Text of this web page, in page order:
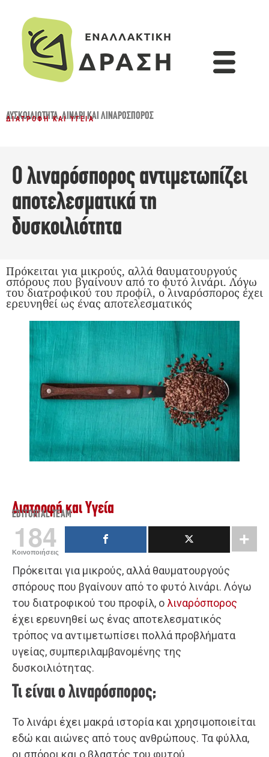
ΔΥΣΚΟΙΛΙΌΤΗΤΑ,ΛΙΝΆΡΙ ΚΑΙ ΛΙΝΑΡΌΣΠΟΡΟΣ
ΔΙΑΤΡΟΦΉ ΚΑΙ ΥΓΕΊΑ
Ο λιναρόσπορος αντιμετωπίζει
αποτελεσματικά τη
δυσκοιλιότητα
Πρόκειται για μικρούς, αλλά θαυματουργούς
σπόρους που βγαίνουν από το φυτό λινάρι. Λόγω
του διατροφικού του προφίλ, ο λιναρόσπορος έχει
ερευνηθεί ως ένας αποτελεσματικός
Διατροφή και Υγεία
EDITORIAL TEAM
184
Κοινοποιήσεις
Πρόκειται για μικρούς, αλλά θαυματουργούς
σπόρους που βγαίνουν από το φυτό λινάρι. Λόγω
του διατροφικού του προφίλ, ο λιναρόσπορος
έχει ερευνηθεί ως ένας αποτελεσματικός
τρόπος να αντιμετωπίσει πολλά προβλήματα
υγείας, συμπεριλαμβανομένης της
δυσκοιλιότητας.
Τι είναι ο λιναρόσπορος;
Το λινάρι έχει μακρά ιστορία και χρησιμοποιείται
εδώ και αιώνες από τους ανθρώπους. Τα φύλλα,
οι σπόροι και ο βλαστός του φυτού